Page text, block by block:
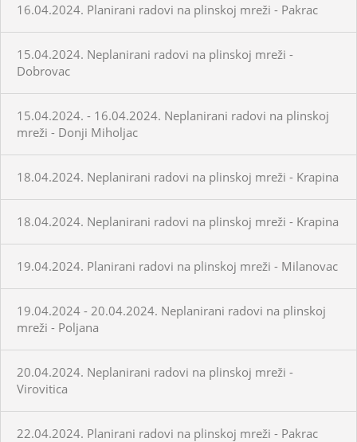
16.04.2024. Planirani radovi na plinskoj mreži - Pakrac
15.04.2024. Neplanirani radovi na plinskoj mreži -
Dobrovac
15.04.2024. - 16.04.2024. Neplanirani radovi na plinskoj
mreži - Donji Miholjac
18.04.2024. Neplanirani radovi na plinskoj mreži - Krapina
18.04.2024. Neplanirani radovi na plinskoj mreži - Krapina
19.04.2024. Planirani radovi na plinskoj mreži - Milanovac
19.04.2024 - 20.04.2024. Neplanirani radovi na plinskoj
mreži - Poljana
20.04.2024. Neplanirani radovi na plinskoj mreži -
Virovitica
22.04.2024. Planirani radovi na plinskoj mreži - Pakrac